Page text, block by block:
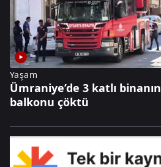
Yaşam
Ümraniye’de 3 katlı binanın
balkonu çöktü